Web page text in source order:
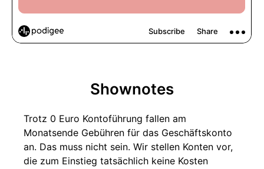
Shownotes
Trotz 0 Euro Kontoführung fallen am
Monatsende Gebühren für das Geschäftskonto
an. Das muss nicht sein. Wir stellen Konten vor,
die zum Einstieg tatsächlich keine Kosten